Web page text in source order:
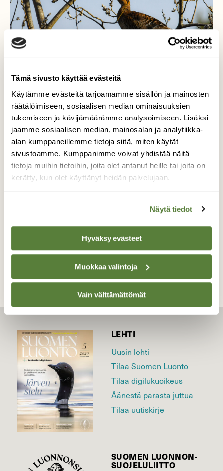
Tämä sivusto käyttää evästeitä
Käytämme evästeitä tarjoamamme sisällön ja mainosten
räätälöimiseen, sosiaalisen median ominaisuuksien
tukemiseen ja kävijämäärämme analysoimiseen. Lisäksi
jaamme sosiaalisen median, mainosalan ja analytiikka-
alan kumppaneillemme tietoja siitä, miten käytät
sivustoamme. Kumppanimme voivat yhdistää näitä
tietoja muihin tietoihin, joita olet antanut heille tai joita on
kerätty, kun olet käyttänyt heidän palvelujaan.
Näytä tiedot
Hyväksy evästeet
Muokkaa valintoja
Vain välttämättömät
"Pääsiäistipu"
Tällainen "Pääsiäistipu" kohtaaminen tänään
illan päätteeksi. Lounas oli siis etiketin
mukaan Pääsiäisenä "Pajunkissoja"
TAKAISIN LISTAAN
LEHTI
Uusin lehti
Tilaa Suomen Luonto
Tilaa digilukuoikeus
Äänestä parasta juttua
Tilaa uutiskirje
SUOMEN LUONNON­
SUOJELU­LIITTO